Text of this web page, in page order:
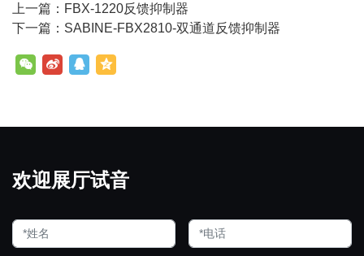
上一篇：FBX-1220反馈抑制器
下一篇：SABINE-FBX2810-双通道反馈抑制器
欢迎展厅试音